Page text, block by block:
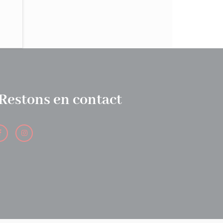
en contact